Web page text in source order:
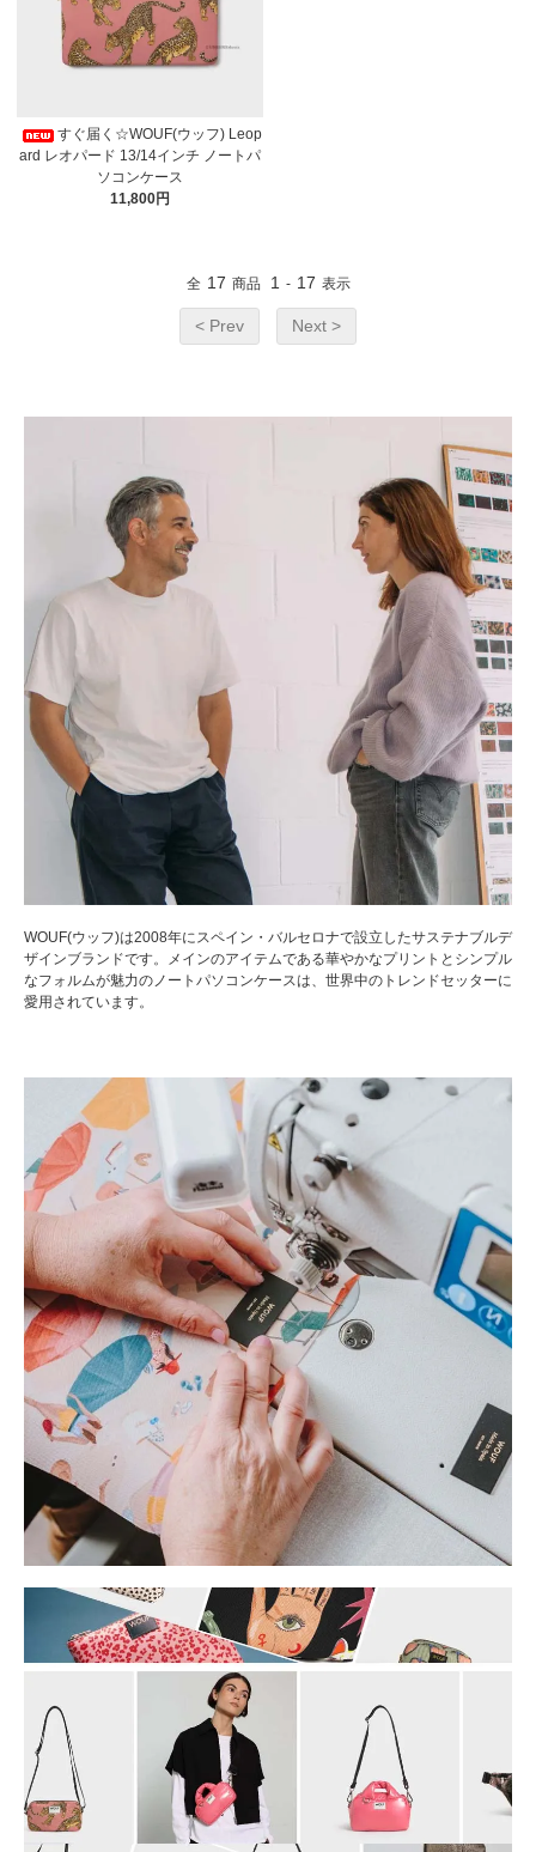
すぐ届く☆WOUF(ウッフ) Leop
ard レオパード 13/14インチ ノートパ
ソコンケース
11,800円
全 17 商品 1 - 17 表示
< Prev Next >
WOUF(ウッフ)は2008年にスペイン・バルセロナで設立したサステナブルデ
ザインブランドです。メインのアイテムである華やかなプリントとシンプル
なフォルムが魅力のノートパソコンケースは、世界中のトレンドセッターに
愛用されています。